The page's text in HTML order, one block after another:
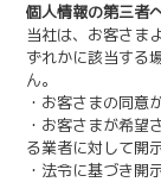
個人情報の第三者
当社は、お客さま
ずれかに該当する
ん。
・お客さまの同意
・お客さまが希望
る業者に対して開
・法令に基づき開